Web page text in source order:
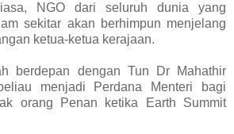
NGO dari seluruh dunia yang
sekitar akan berhimpun menjelang
ketua-ketua kerajaan.
berdepan dengan Tun Dr Mahathir
menjadi Perdana Menteri bagi
orang Penan ketika Earth Summit